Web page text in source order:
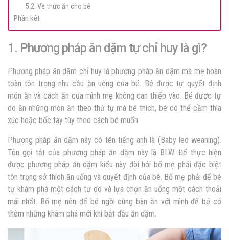
5.2. Về thức ăn cho bé
Phần kết
1. Phương pháp ăn dặm tự chỉ huy là gì?
Phương pháp ăn dặm chỉ huy là phương pháp ăn dặm mà mẹ hoàn
toàn tôn trọng nhu cầu ăn uống của bé. Bé được tự quyết định
món ăn và cách ăn của mình mẹ không can thiếp vào. Bé được tự
do ăn những món ăn theo thứ tự mà bé thích, bé có thể cầm thìa
xúc hoặc bốc tay tùy theo cách bé muốn.
Phương pháp ăn dặm này có tên tiếng anh là (Baby led weaning).
Tên gọi tắt của phương pháp ăn dặm này là BLW. Để thực hiện
được phương pháp ăn dặm kiểu này đòi hỏi bố mẹ phải đặc biệt
tôn trọng sở thích ăn uống và quyết định của bé. Bố mẹ phải để bé
tự khám phá một cách tự do và lựa chọn ăn uống một cách thoải
mái nhất. Bố mẹ nên để bé ngồi cùng bàn ăn với mình để bé có
thêm những khám phá mới khi bắt đầu ăn dặm.